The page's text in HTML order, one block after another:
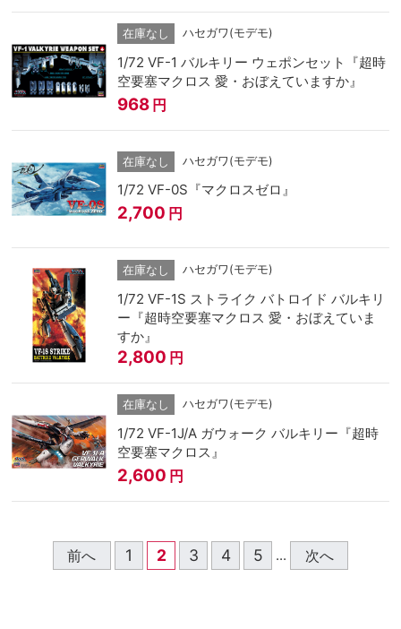
在庫なし ハセガワ(モデモ)
1/72 VF-1 バルキリー ウェポンセット『超時
空要塞マクロス 愛・おぼえていますか』
968 円
在庫なし ハセガワ(モデモ)
1/72 VF-0S『マクロスゼロ』
2,700 円
在庫なし ハセガワ(モデモ)
1/72 VF-1S ストライク バトロイド バルキリ
ー『超時空要塞マクロス 愛・おぼえていま
すか』
2,800 円
在庫なし ハセガワ(モデモ)
1/72 VF-1J/A ガウォーク バルキリー『超時
空要塞マクロス』
2,600 円
前へ 1 2 3 4 5 ... 次へ